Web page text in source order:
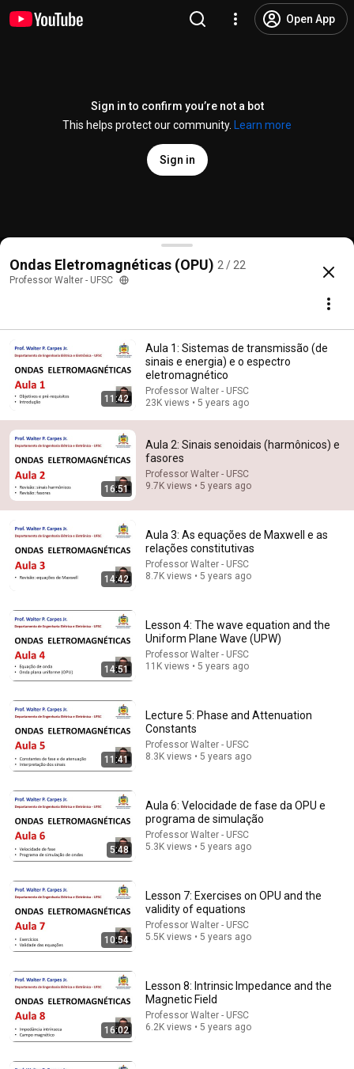
Open App
Sign in to confirm you’re not a bot
This helps protect our community.
Learn more
Sign in
Aula 2: Sinais senoidais (harmônicos) e fasores
@walterufsc 400 likes 9.7K views
Comments 11
Aula 3: As equações de Maxwell e as relações
constitutivas
Professor Walter - UFSC • 8.7K views
Aula 1: Sistemas de transmissão (de sinais e
energia) e o espectro eletromagnético
Professor Walter - UFSC • 23K views
Ondas Eletromagnéticas (OPU) 2 / 22
Professor Walter - UFSC
11:42
Aula 1: Sistemas de transmissão (de
sinais e energia) e o espectro
eletromagnético
Professor Walter - UFSC
23K views • 5 years ago
16:51
Aula 2: Sinais senoidais (harmônicos) e
fasores
Professor Walter - UFSC
9.7K views • 5 years ago
14:42
Aula 3: As equações de Maxwell e as
relações constitutivas
Professor Walter - UFSC
8.7K views • 5 years ago
14:51
Lesson 4: The wave equation and the
Uniform Plane Wave (UPW)
Professor Walter - UFSC
11K views • 5 years ago
11:41
Lecture 5: Phase and Attenuation
Constants
Professor Walter - UFSC
8.3K views • 5 years ago
5:48
Aula 6: Velocidade de fase da OPU e
programa de simulação
Professor Walter - UFSC
5.3K views • 5 years ago
10:54
Lesson 7: Exercises on OPU and the
validity of equations
Professor Walter - UFSC
5.5K views • 5 years ago
16:02
Lesson 8: Intrinsic Impedance and the
Magnetic Field
Professor Walter - UFSC
6.2K views • 5 years ago